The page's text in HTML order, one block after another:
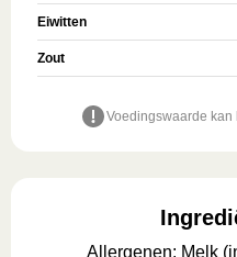
Eiwitten
Zout
Voedingswaarde
Allergenen: Melk